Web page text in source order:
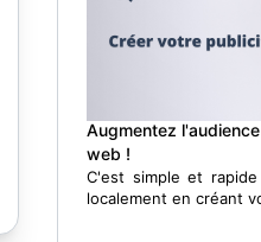
Augmentez
web !
C'est simple et rapide
localement en créant